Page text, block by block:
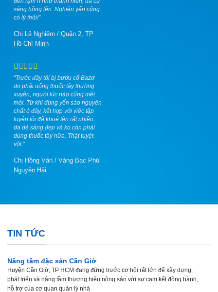
sáng hồng lên. Nghiện yến cũng
có lý thôi!"
Chị Lê Nghiêm / Quận 2, TP
Hồ Chí Minh
"Trước đây tôi bị bướu cổ Bazơ
do phải uống thuốc tây thường
xuyên, người lúc nào cũng mệt
mỏi. Từ khi dùng yến sào nguyên
chất ở đây, kết hợp với việc tập
luyên tôi đã khoẻ lên rất nhiều,
da dẻ sáng đẹp và ko còn phải
dùng thuốc tây nữa. Thật tuyệt
vời."
Chị Hồng Vân / Vàng Bạc Phú
Nguyên Hải
TIN TỨC
Nâng tầm đặc sản Cần Giờ
Huyện Cần Giờ, TP HCM đang đứng trước cơ hội rất lớn để xây dựng,
phát triển và nâng tầm thương hiệu nông sản với sự cam kết đồng hành,
hỗ trợ của cơ quan quản lý nhà